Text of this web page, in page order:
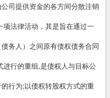
司提供资金的各方间分散注销
法律活动，其是旨在通过一
务人）之间原有债权债务合同
行的重组,是债权人与目标公
行为;以债权转股权方式的重